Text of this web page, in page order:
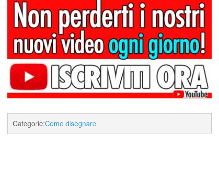
Categorie:Come disegnare